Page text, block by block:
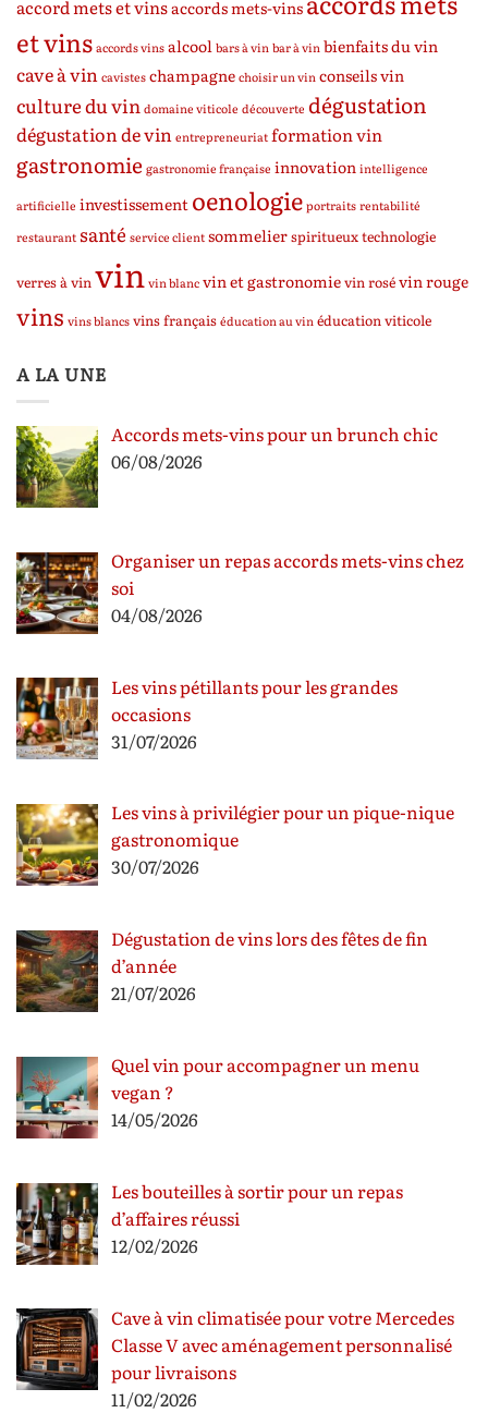
accord mets et vinsaccords mets-vins
et vinsaccords vinsalcoolbars à vinbar à vinbienfaits du vin
cave à vincavisteschampagnechoisir un vinconseils vin
culture du vindomaine viticole découverte dégustation
dégustation de vinentrepreneuriatformation vin
gastronomie gastronomie française innovationintelligence
artificielle investissement oenologieportraitsrentabilité
restaurantsanté service clientsommelierspiritueuxtechnologie
verres à vinvinvin blancvin et gastronomievin rosévin rouge
vins vins blancsvins françaiséducation au vinéducation viticole
A LA UNE
Accords mets-vins pour un brunch chic
06/08/2026
Organiser un repas accords mets-vins chez
soi
04/08/2026
Les vins pétillants pour les grandes
occasions
31/07/2026
Les vins à privilégier pour un pique-nique
gastronomique
30/07/2026
Dégustation de vins lors des fêtes de fin
d’année
21/07/2026
Quel vin pour accompagner un menu
vegan ?
14/05/2026
Les bouteilles à sortir pour un repas
d’affaires réussi
12/02/2026
Cave à vin climatisée pour votre Mercedes
Classe V avec aménagement personnalisé
pour livraisons
11/02/2026